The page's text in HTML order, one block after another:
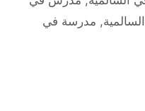
, مدرسة في